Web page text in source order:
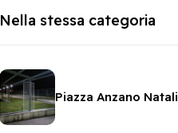
Nella stessa categoria
Piazza Anzano Natali